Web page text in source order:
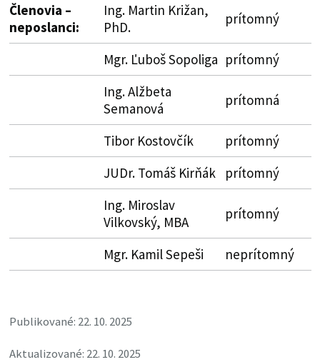
Členovia –
neposlanci:
Ing. Martin Križan,
PhD.
prítomný
Mgr. Ľuboš Sopoliga prítomný
Ing. Alžbeta
Semanová
prítomná
Tibor Kostovčík
prítomný
JUDr. Tomáš Kirňák
prítomný
Ing. Miroslav
Vilkovský, MBA
prítomný
Mgr. Kamil Sepeši neprítomný
Publikované: 22. 10. 2025
Aktualizované: 22. 10. 2025